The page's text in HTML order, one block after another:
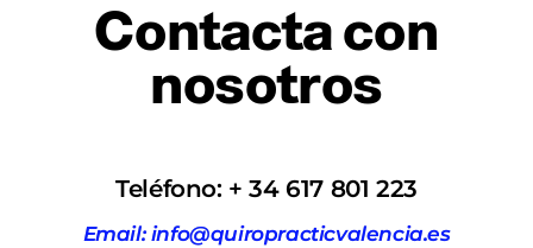
Contacta con
nosotros
Teléfono: + 34 617 801 223
Email: info@quiropracticvalencia.es